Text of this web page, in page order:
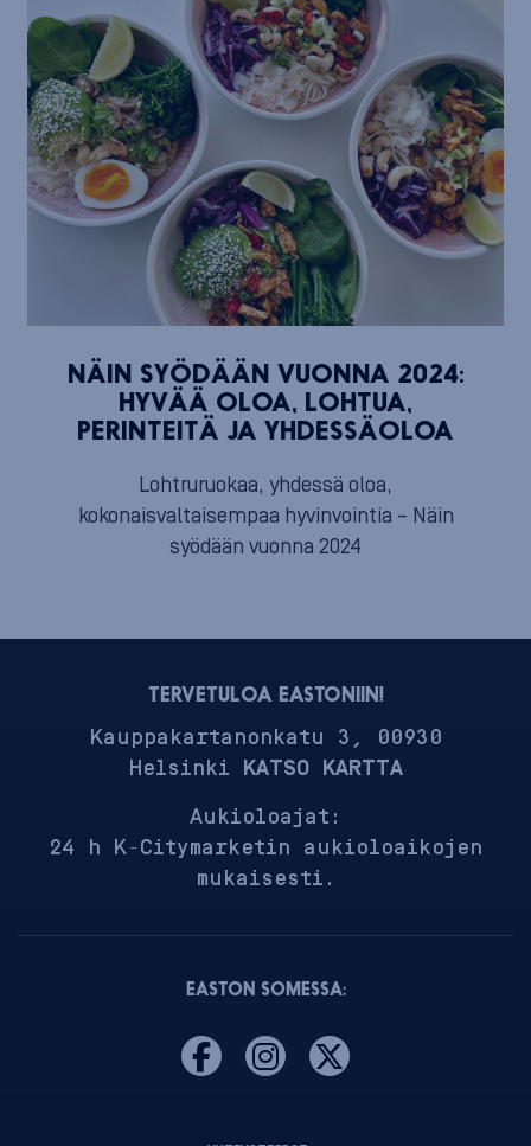
NÄIN SYÖDÄÄN VUONNA 2024:
HYVÄÄ OLOA, LOHTUA,
PERINTEITÄ JA YHDESSÄOLOA
Lohtruruokaa, yhdessä oloa,
kokonaisvaltaisempaa hyvinvointia – Näin
syödään vuonna 2024
TERVETULOA EASTONIIN!
Kauppakartanonkatu 3, 00930
Helsinki KATSO KARTTA
Aukioloajat:
24 h K-Citymarketin aukioloaikojen
mukaisesti.
EASTON SOMESSA: